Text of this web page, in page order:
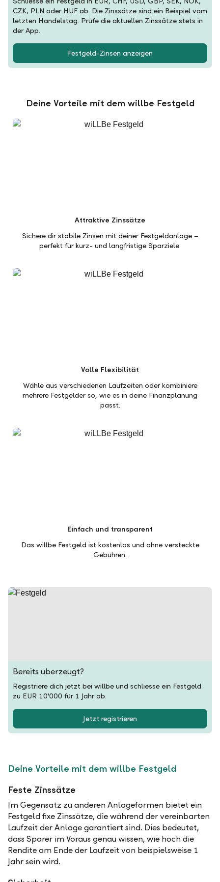
CZK, PLN oder HUF ab. Die Zinssätze sind ein Beispiel vom
letzten Handelstag. Prüfe die aktuellen Zinssätze stets in
der App.
Festgeld-Zinsen anzeigen
Deine Vorteile mit dem willbe Festgeld
Attraktive Zinssätze
Sichere dir stabile Zinsen mit deiner Festgeldanlage –
perfekt für kurz- und langfristige Sparziele.
Volle Flexibilität
Wähle aus verschiedenen Laufzeiten oder kombiniere
mehrere Festgelder so, wie es in deine Finanzplanung
passt.
Einfach und transparent
Das willbe Festgeld ist kostenlos und ohne versteckte
Gebühren.
Bereits überzeugt?
Registriere dich jetzt bei willbe und schliesse ein Festgeld
zu EUR 10'000 für 1 Jahr ab.
Jetzt registrieren
Deine Vorteile mit dem willbe Festgeld
Feste Zinssätze
Im Gegensatz zu anderen Anlageformen bietet ein
Festgeld fixe Zinssätze, die während der vereinbarten
Laufzeit der Anlage garantiert sind. Dies bedeutet,
dass Sparer im Voraus genau wissen, wie hoch die
Rendite am Ende der Laufzeit von beispielsweise 1
Jahr sein wird.